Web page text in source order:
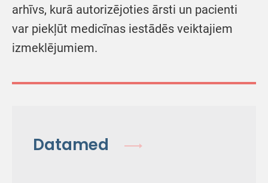
arhīvs, kurā autorizējoties ārsti un pacienti
var piekļūt medicīnas iestādēs veiktajiem
izmeklējumiem.
Datamed